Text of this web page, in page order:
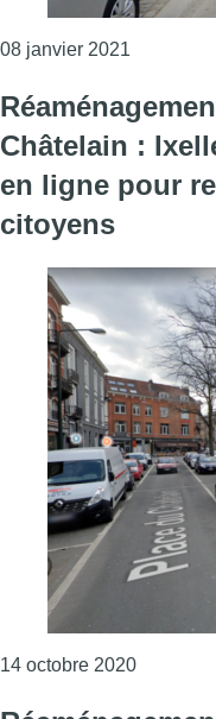
08 janvier 2021
Châtelain :
en ligne pour
citoyens
14 octobre 2020